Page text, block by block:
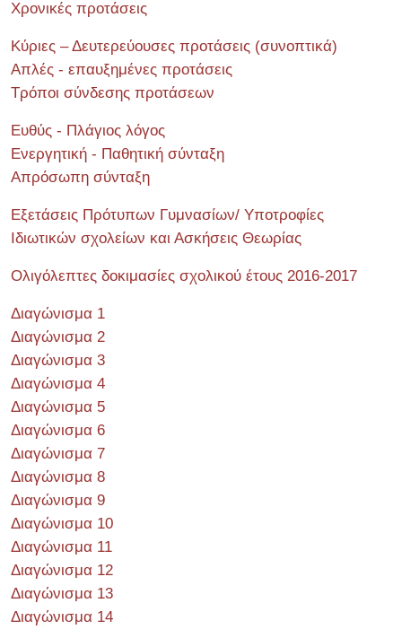
Χρονικές προτάσεις
Κύριες – Δευτερεύουσες προτάσεις (συνοπτικά)
Απλές - επαυξημένες προτάσεις
Τρόποι σύνδεσης προτάσεων
Ευθύς - Πλάγιος λόγος
Ενεργητική - Παθητική σύνταξη
Απρόσωπη σύνταξη
Εξετάσεις Πρότυπων Γυμνασίων/ Υποτροφίες
Ιδιωτικών σχολείων και Ασκήσεις Θεωρίας
Ολιγόλεπτες δοκιμασίες σχολικού έτους 2016-2017
Διαγώνισμα 1
Διαγώνισμα 2
Διαγώνισμα 3
Διαγώνισμα 4
Διαγώνισμα 5
Διαγώνισμα 6
Διαγώνισμα 7
Διαγώνισμα 8
Διαγώνισμα 9
Διαγώνισμα 10
Διαγώνισμα 11
Διαγώνισμα 12
Διαγώνισμα 13
Διαγώνισμα 14